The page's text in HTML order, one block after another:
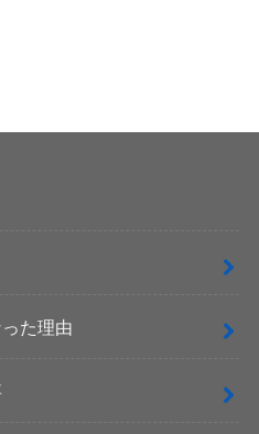
た理由